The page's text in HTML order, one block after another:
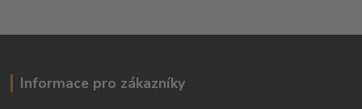
Informace pro zákazníky